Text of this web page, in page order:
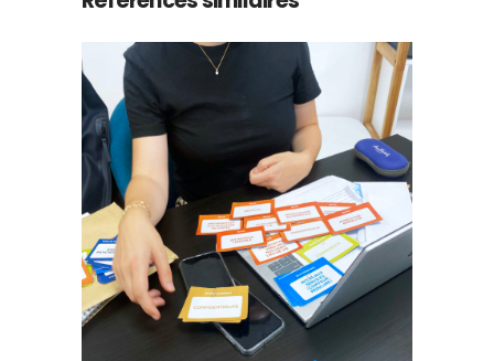
Expérience Patient et
innovation
collaborative thème
‘Orientation’ @ANAP
Design de service